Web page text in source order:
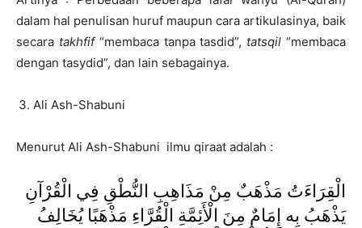
dalam hal penulisan huruf maupun cara artikulasinya, baik
secara takhfif“membaca tanpa tasdid”, tatsqil“membaca
dengan tasydid”, dan lain sebagainya.
Ali Ash-Shabuni
Menurut Ali Ash-Shabuni ilmu qiraat adalah :
الْقِرَاءَتُ مَذْهَبٌ مِنْ مَذَاهِبِ النُّطْقِ فِي الْقُرْآنِ
يَذْهَبُ بِه إِمَامٌ مِنَ الْأَئِمَّةِ الْقُرَّاءِ مَذْهَبًا يُخَالِفُ